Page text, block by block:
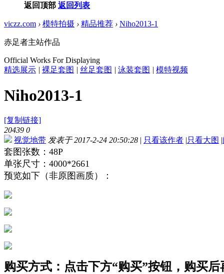
返回顶部 返回列表
viczz.com › 模特拍摄 › 精品推荐 › Niho2013-1
赤足者主站作品
Official Works For Displaying
精选展示 | 裸足套图 | 丝足套图 | 泳装套图 | 模特视频
Niho2013-1
[复制链接]
20439 0
视觉地带 发表于 2017-2-24 20:50:28 | 只看该作者 |只看大图 |
套图张数：48P
单张尺寸：4000*2661
预览如下（非原图画质）：
购买方式：点击下方“购买”按钮，购买